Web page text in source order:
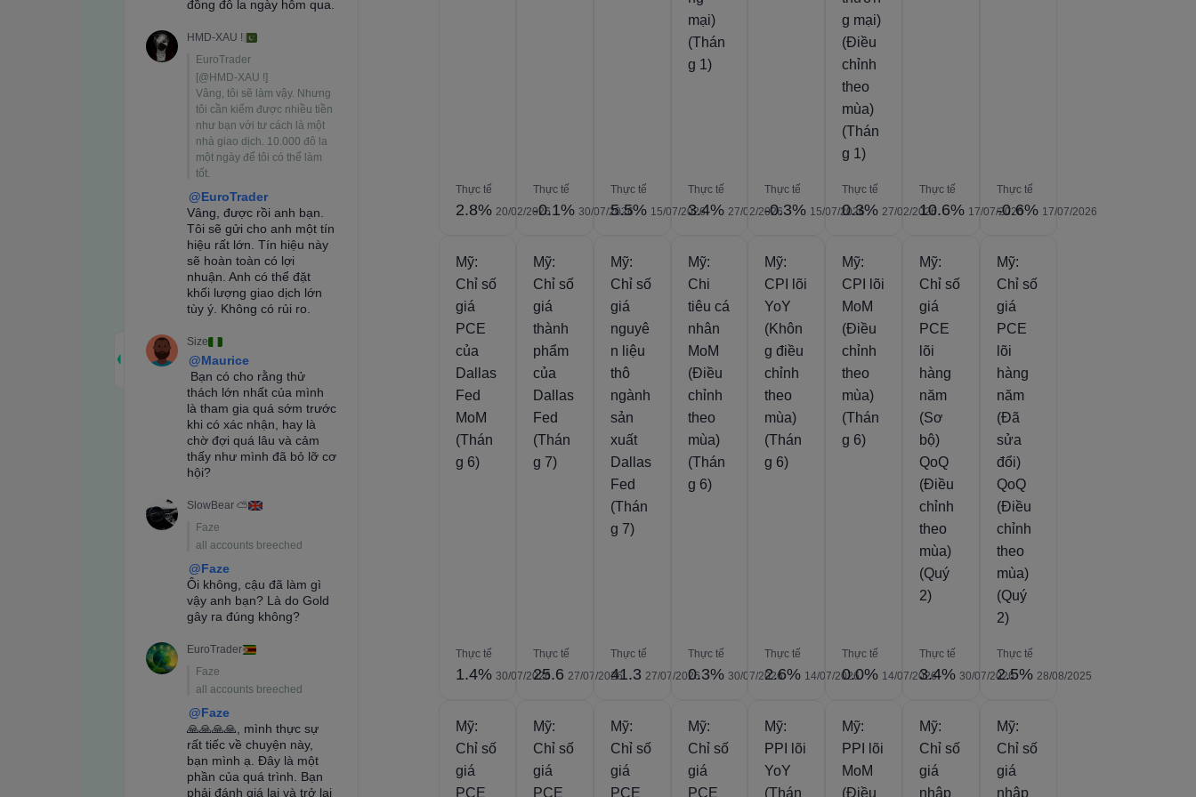
Thực tế
2.8% 20/02/2026
Thực tế
-0.1% 30/07/2026
Thực tế
5.5% 15/07/2026
mại)
(Thán
g 1)
Thực tế
3.4% 27/02/2026
Thực tế
-0.3% 15/07/2026
g mại)
(Điều
chỉnh
theo
mùa)
(Thán
g 1)
Thực tế
0.3% 27/02/2026
Thực tế
10.6% 17/07/2026
Thực tế
-0.6% 17/07/2026
Mỹ:
Chỉ số
giá
PCE
của
Dallas
Fed
MoM
(Thán
g 6)
Thực tế
1.4% 30/07/2026
Mỹ:
Chỉ số
giá
thành
phẩm
của
Dallas
Fed
(Thán
g 7)
Thực tế
25.6 27/07/2026
Mỹ:
Chỉ số
giá
nguyê
n liệu
thô
ngành
sản
xuất
Dallas
Fed
(Thán
g 7)
Thực tế
41.3 27/07/2026
Mỹ:
Chi
tiêu cá
nhân
MoM
(Điều
chỉnh
theo
mùa)
(Thán
g 6)
Thực tế
0.3% 30/07/2026
Mỹ:
CPI lõi
YoY
(Khôn
g điều
chỉnh
theo
mùa)
(Thán
g 6)
Thực tế
2.6% 14/07/2026
Mỹ:
CPI lõi
MoM
(Điều
chỉnh
theo
mùa)
(Thán
g 6)
Thực tế
0.0% 14/07/2026
Mỹ:
Chỉ số
giá
PCE
lõi
hàng
năm
(Sơ
bộ)
QoQ
(Điều
chỉnh
theo
mùa)
(Quý
2)
Thực tế
3.4% 30/07/2026
Mỹ:
Chỉ số
giá
PCE
lõi
hàng
năm
(Đã
sửa
đổi)
QoQ
(Điều
chỉnh
theo
mùa)
(Quý
2)
Thực tế
2.5% 28/08/2025
Mỹ:
Chỉ số
giá
PCE
Mỹ:
Chỉ số
giá
PCE
Mỹ:
Chỉ số
giá
PCE
Mỹ:
Chỉ số
giá
PCE
Mỹ:
PPI lõi
YoY
(Thán
Mỹ:
PPI lõi
MoM
(Điều
Mỹ:
Chỉ số
giá
nhập
Mỹ:
Chỉ số
giá
nhập